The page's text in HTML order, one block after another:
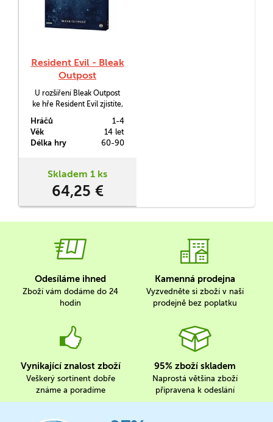
Resident Evil - Bleak
Outpost
U rozšíření Bleak Outpost
ke hře Resident Evil zjistíte,
ještě tajemný malý domek.
Že by tam bylo bezpečněji?
Hráčů
1-4
Věk
14 let
Délka hry
60-90
Skladem 1 ks
64,25 €
Odesíláme ihned
Zboží vám dodáme do 24
hodin
Kamenná prodejna
Vyzvedněte si zboží v naší
prodejně bez poplatku
Vynikající znalost zboží
Veškerý sortinent dobře
známe a poradíme
95% zboží skladem
Naprostá většina zboží
připravena k odeslání